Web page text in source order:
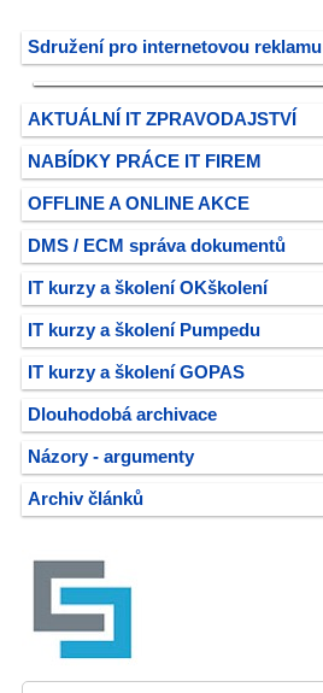
Sdružení pro internetovou reklamu
AKTUÁLNÍ IT ZPRAVODAJSTVÍ
NABÍDKY PRÁCE IT FIREM
OFFLINE A ONLINE AKCE
DMS / ECM správa dokumentů
IT kurzy a školení OKškolení
IT kurzy a školení Pumpedu
IT kurzy a školení GOPAS
Dlouhodobá archivace
Názory - argumenty
Archiv článků